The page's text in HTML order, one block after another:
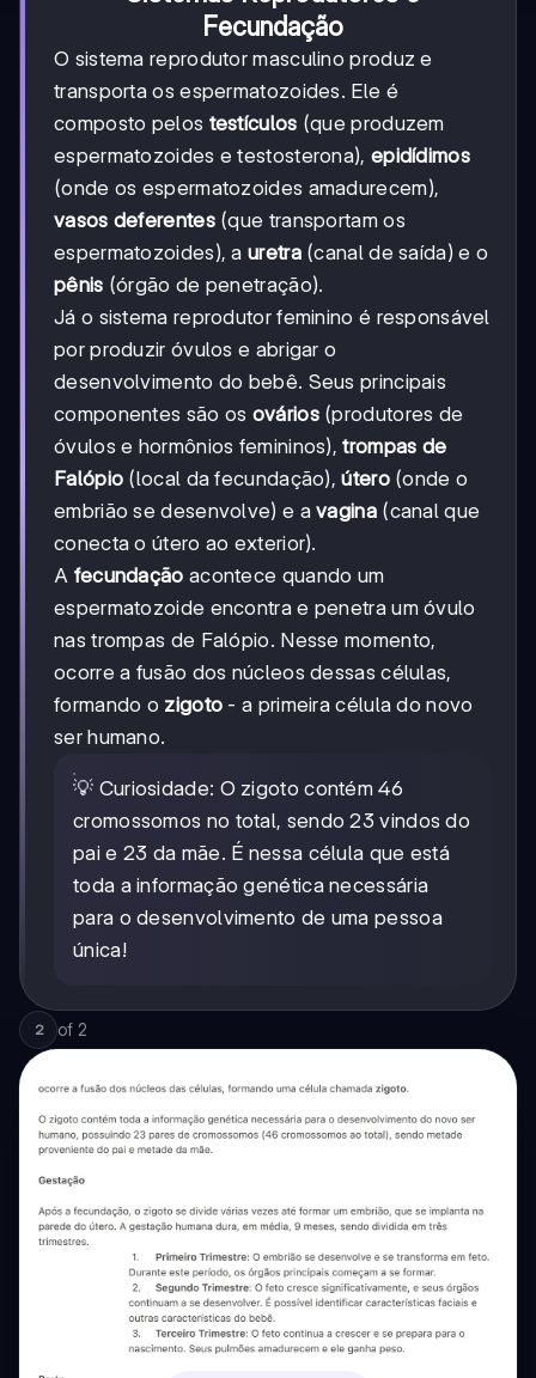
Fecundação
O sistema reprodutor masculino produz e
transporta os espermatozoides. Ele é
composto pelos testículos (que produzem
espermatozoides e testosterona), epidídimos
(onde os espermatozoides amadurecem),
vasos deferentes(que transportam os
espermatozoides), auretra(canal de saída) e o
pênis (órgão de penetração).
Já o sistema reprodutor feminino é responsável
por produzir óvulos e abrigar o
desenvolvimento do bebê. Seus principais
componentes são os ovários(produtores de
óvulos e hormônios femininos),trompas de
Falópio (local da fecundação),útero(onde o
embrião se desenvolve) e avagina(canal que
conecta o útero ao exterior).
A fecundação acontece quando um
espermatozoide encontra e penetra um óvulo
nas trompas de Falópio. Nesse momento,
ocorre a fusão dos núcleos dessas células,
formando o zigoto - a primeira célula do novo
ser humano.
💡 Curiosidade: O zigoto contém 46
cromossomos no total, sendo 23 vindos do
pai e 23 da mãe. É nessa célula que está
toda a informação genética necessária
para o desenvolvimento de uma pessoa
única!
2 of 2